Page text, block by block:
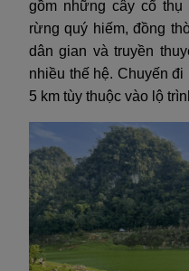
gồm những cây cổ
rừng quý hiếm, đồng
dân gian và truyền
nhiều thế hệ. Chuyến
5 km tùy thuộc vào lộ